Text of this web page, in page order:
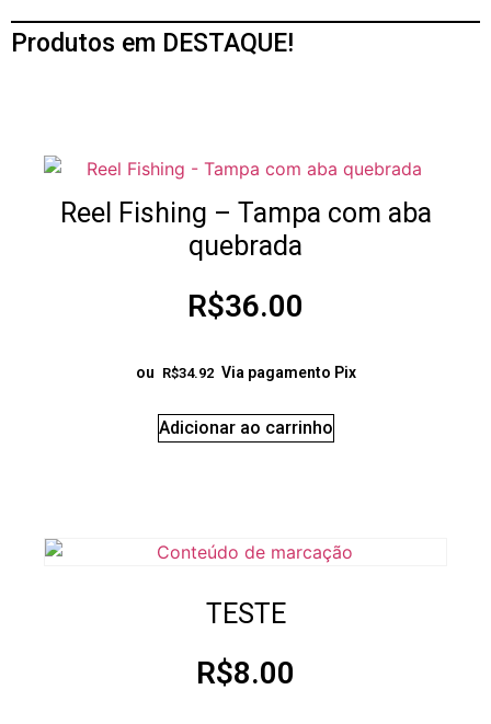
Produtos em DESTAQUE!
Reel Fishing – Tampa com aba
quebrada
R$36.00
ou R$34.92 Via pagamento Pix
Adicionar ao carrinho
TESTE
R$8.00